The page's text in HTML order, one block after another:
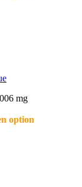
mg
option